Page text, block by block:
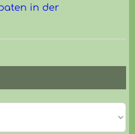
in der